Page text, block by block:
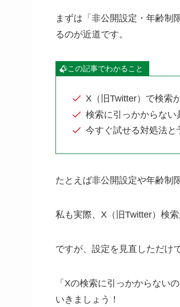
まずは「非公開設定・年齢制
るのが近道です。
この記事でわかること
X（旧Twitter）で検索
検索に引っかからない
今すぐ試せる対処法と
たとえば非公開設定や年齢制
私も実際、X（旧Twitter）検
ですが、設定を見直しただけ
「Xの検索に引っかからない
いきましょう！